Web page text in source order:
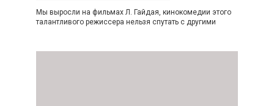
Мы выросли на фильмах Л. Гайдая, кинокомедии этого
талантливого режиссера нельзя спутать с другими